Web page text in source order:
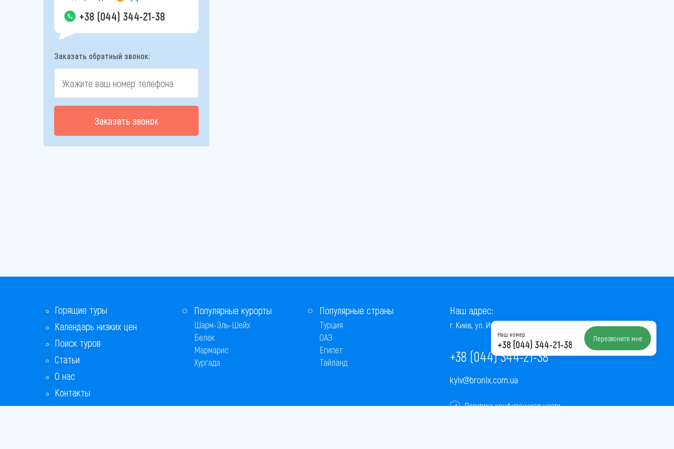
+38 (044) 344-21-38
Заказать обратный звонок:
Заказать звонок
Горящие туры
Календарь низких цен
Поиск туров
Статьи
О нас
Контакты
Бонусная программа
Популярные курорты
Шарм-Эль-Шейх
Белек
Мармарис
Хургада
Популярные страны
Турция
ОАЭ
Египет
Тайланд
Наш адрес:
г. Киев, ул. Институтская, 22/7, оф. 41
+38 (044) 344-21-38
kyiv@bronix.com.ua
Политика конфиденциальности
Наш номер:
+38 (044) 344-21-38 Перезвоните мне